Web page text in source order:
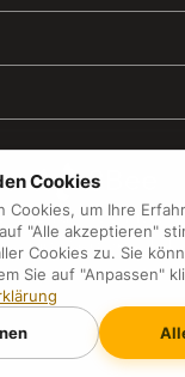
für
und Biodiversität
Via Pastrengo 14, 20159,
P.IVA: IT09711590969
legale: Oranienburger
BerlinHR number: 256594
Cookies
Cookies, um Ihre
"Alle akzeptieren"
Cookies zu. Sie
Sie auf "Anpassen"